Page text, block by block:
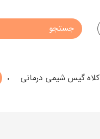
کلاه گیس شیمی درمانی